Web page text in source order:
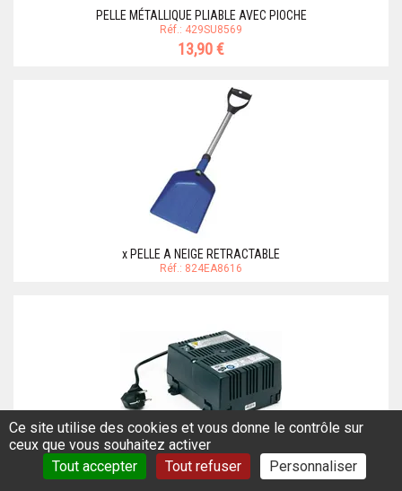
PELLE MÉTALLIQUE PLIABLE AVEC PIOCHE
Réf.: 429SU8569
13,90 €
x PELLE A NEIGE RETRACTABLE
Réf.: 824EA8616
CHARGEUR CBE 16A CAMPING CAR
Réf.: 301EA11384
197,00 €
Ce site utilise des cookies et vous donne le contrôle sur
ceux que vous souhaitez activer
Tout accepter
Tout refuser Personnaliser